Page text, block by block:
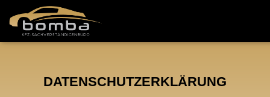
DATENSCHUTZERKLÄRUNG